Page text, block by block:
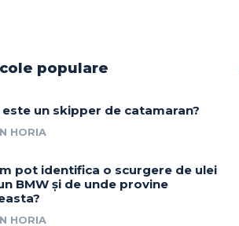
populare
este un skipper de catamaran?
HORIA
pot identifica o scurgere de ulei
BMW și de unde provine
HORIA